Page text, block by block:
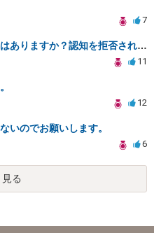
7
男性側から認知をする権利はありますか？認知を拒否され父親になる権利を奪われたら法律問題になりますか？
11
12
いのでお願いします。
6
る